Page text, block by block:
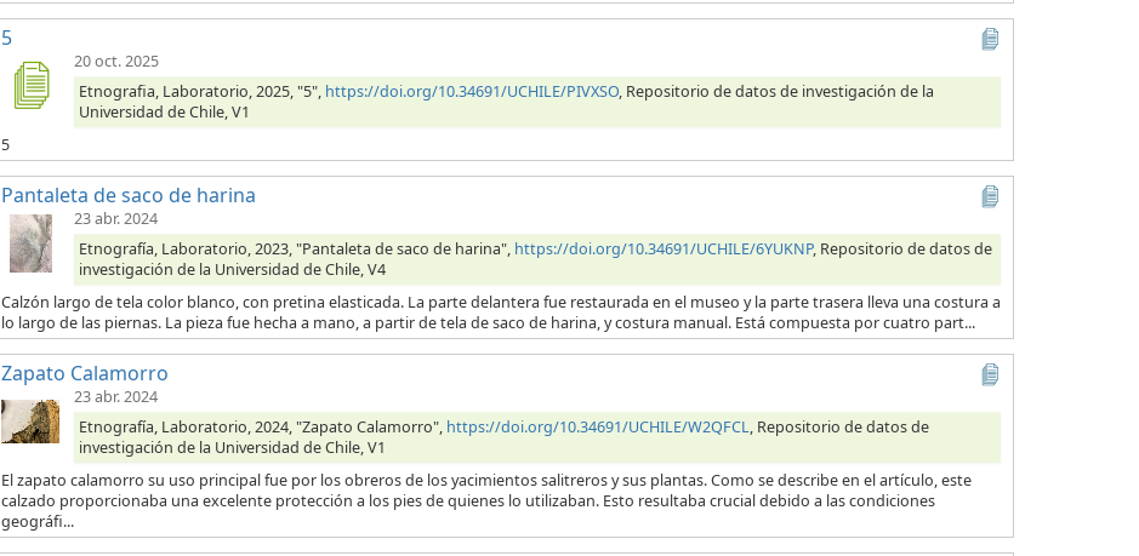
5
20 oct. 2025
Etnografia, Laboratorio, 2025, "5", https://doi.org/10.34691/UCHILE/PIVXSO, Repositorio de datos de investigación de la
Universidad de Chile, V1
5
Pantaleta de saco de harina
23 abr. 2024
Etnografía, Laboratorio, 2023, "Pantaleta de saco de harina", https://doi.org/10.34691/UCHILE/6YUKNP, Repositorio de datos de
investigación de la Universidad de Chile, V4
Calzón largo de tela color blanco, con pretina elasticada. La parte delantera fue restaurada en el museo y la parte trasera lleva una costura a
lo largo de las piernas. La pieza fue hecha a mano, a partir de tela de saco de harina, y costura manual. Está compuesta por cuatro part...
Zapato Calamorro
23 abr. 2024
Etnografía, Laboratorio, 2024, "Zapato Calamorro", https://doi.org/10.34691/UCHILE/W2QFCL, Repositorio de datos de
investigación de la Universidad de Chile, V1
El zapato calamorro su uso principal fue por los obreros de los yacimientos salitreros y sus plantas. Como se describe en el artículo, este
calzado proporcionaba una excelente protección a los pies de quienes lo utilizaban. Esto resultaba crucial debido a las condiciones
geográfi...